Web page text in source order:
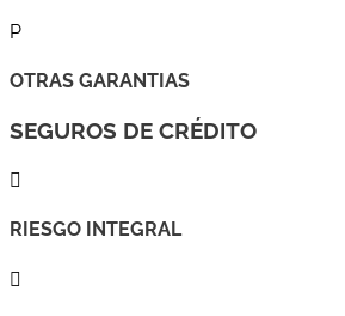
P
OTRAS GARANTIAS
SEGUROS DE CRÉDITO

RIESGO INTEGRAL
